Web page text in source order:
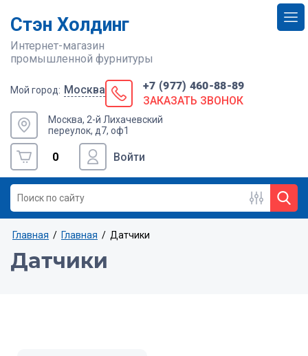
Стэн Холдинг
Интернет-магазин
промышленной фурнитуры
Мой город: Москва
+7 (977) 460-88-89
ЗАКАЗАТЬ ЗВОНОК
Москва, 2-й Лихачевский
переулок, д7, оф1
0 Войти
Главная / Главная / Датчики
Датчики